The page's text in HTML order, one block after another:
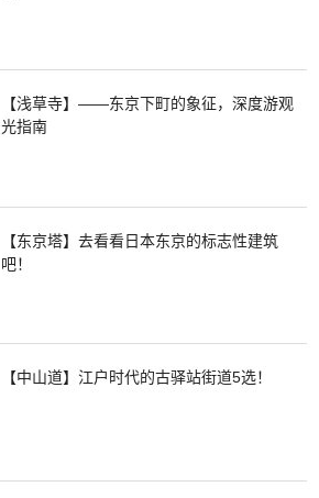
【浅草寺】——东京下町的象征，深度游观
光指南
【东京塔】去看看日本东京的标志性建筑
吧！
【中山道】江户时代的古驿站街道5选！